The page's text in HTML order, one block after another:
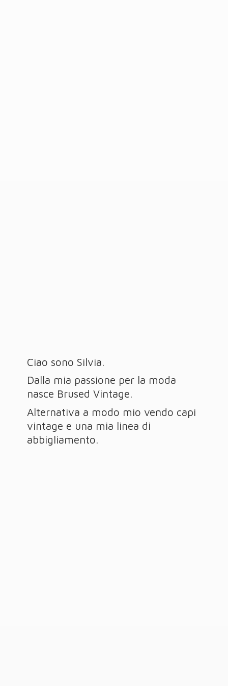
Ciao sono Silvia.
Dalla mia passione per la moda
nasce Brused Vintage.
Alternativa a modo mio vendo capi
vintage e una mia linea di
abbigliamento.